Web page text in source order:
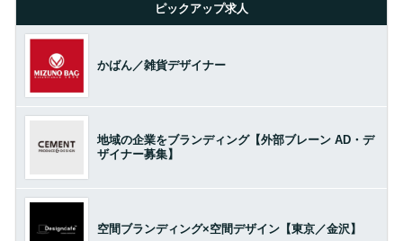
ピックアップ求人
かばん／雑貨デザイナー
地域の企業をブランディング【外部ブレーン AD・デ
ザイナー募集】
空間ブランディング×空間デザイン【東京／金沢】